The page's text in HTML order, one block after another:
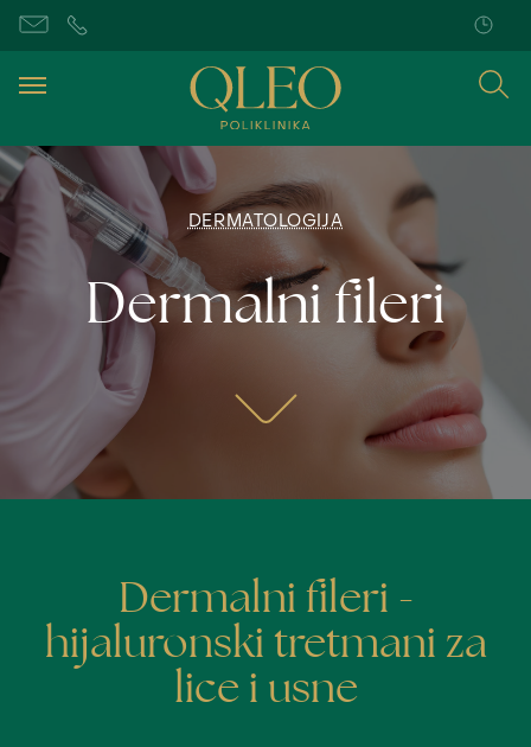
DERMATOLOGIJA
Dermalni fileri
Dermalni fileri -
hijaluronski tretmani za
lice i usne